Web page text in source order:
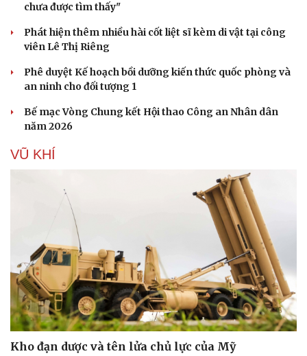
chưa được tìm thấy"
Phát hiện thêm nhiều hài cốt liệt sĩ kèm di vật tại công
viên Lê Thị Riêng
Phê duyệt Kế hoạch bồi dưỡng kiến thức quốc phòng và
an ninh cho đối tượng 1
Bế mạc Vòng Chung kết Hội thao Công an Nhân dân
năm 2026
VŨ KHÍ
Kho đạn dược và tên lửa chủ lực của Mỹ